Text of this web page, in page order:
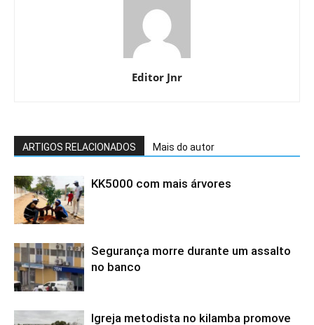
Editor Jnr
ARTIGOS RELACIONADOS Mais do autor
KK5000 com mais árvores
Segurança morre durante um assalto
no banco
Igreja metodista no kilamba promove